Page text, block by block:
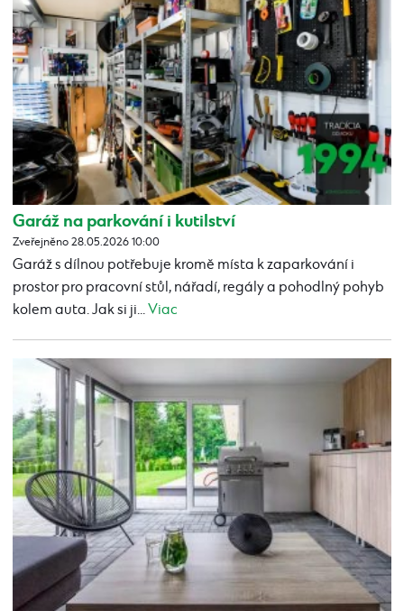
Garáž na parkování i kutilství
Zveřejněno 28.05.2026 10:00
Garáž s dílnou potřebuje kromě místa k zaparkování i
prostor pro pracovní stůl, nářadí, regály a pohodlný pohyb
kolem auta. Jak si ji...Viac